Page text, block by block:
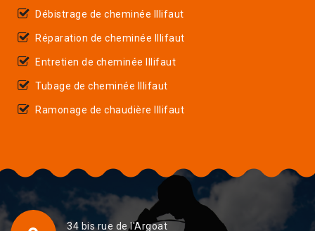
Débistrage de cheminée Illifaut
Réparation de cheminée Illifaut
Entretien de cheminée Illifaut
Tubage de cheminée Illifaut
Ramonage de chaudière Illifaut
34 bis rue de l'Argoat